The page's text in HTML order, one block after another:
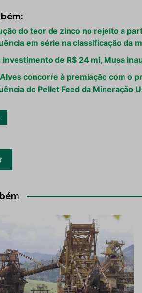
do teor de zinco no rejeito a
em série na classificação da
investimento de R$ 24 mi, Musa
concorre à premiação com o
do Pellet Feed da Mineração